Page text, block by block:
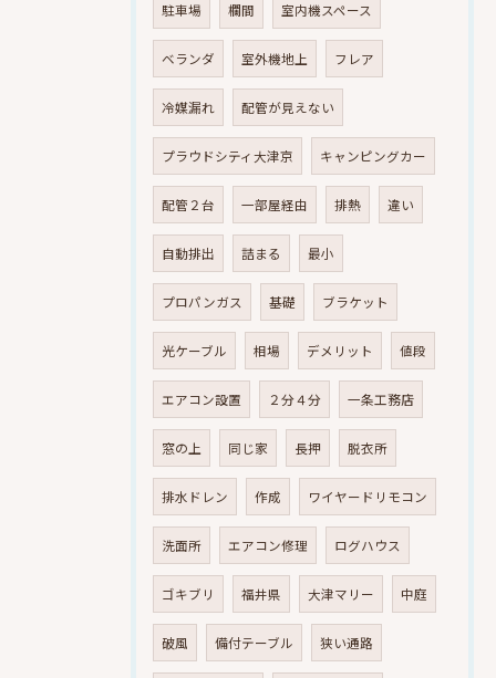
駐車場 欄間 室内機スペース
ベランダ 室外機地上 フレア
冷媒漏れ 配管が見えない
プラウドシティ大津京 キャンピングカー
配管２台 一部屋経由 排熱 違い
自動排出 詰まる 最小
プロパンガス 基礎 ブラケット
光ケーブル 相場 デメリット 値段
エアコン設置 ２分４分 一条工務店
窓の上 同じ家 長押 脱衣所
排水ドレン 作成 ワイヤードリモコン
洗面所 エアコン修理 ログハウス
ゴキブリ 福井県 大津マリー 中庭
破風 備付テーブル 狭い通路